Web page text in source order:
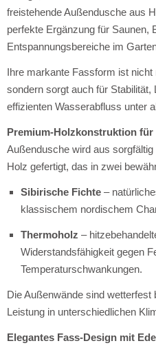
freistehende Außendusche aus
perfekte Ergänzung für Saunen,
Entspannungsbereiche im
Ihre markante Fassform ist
sondern sorgt auch für Stabilität,
effizienten Wasserabfluss unter
Premium-Holzkonstruktion für
Außendusche wird aus
Holz gefertigt, das in zwei
Sibirische Fichte –
klassischem nordischem
Thermoholz –
Widerstandsfähigkeit gegen
Temperaturschwankungen.
Die Außenwände sind wetterfest
Leistung in unterschiedlichen
Elegantes Fass-Design mit